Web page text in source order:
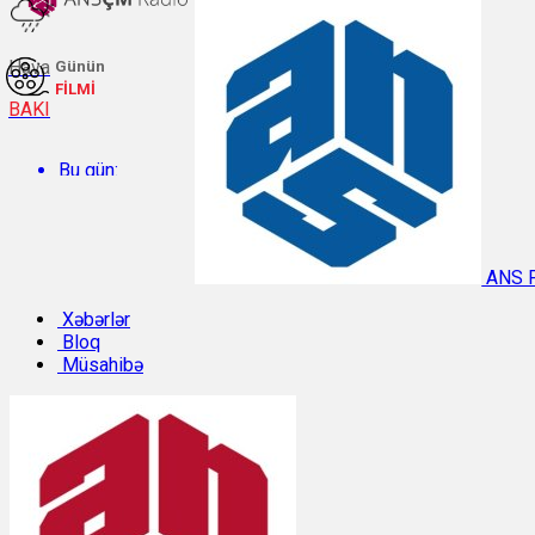
Hava
BAKI
Bu gün:
Temperatur: 27.6°C. Rütubət: 60%.
Sabah:
Günün
FİLMİ
ANS
Xəbərlər
Bloq
Müsahibə